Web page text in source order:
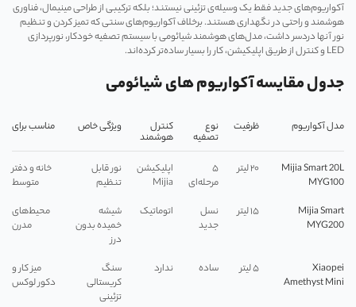
آکواریوم‌های جدید فقط یک وسیله‌ی تزئینی نیستند؛ بلکه ترکیبی از طراحی مینیمال، فناوری
هوشمند و راحتی در نگهداری هستند. برخلاف آکواریوم‌های سنتی که تمیز کردن و تنظیم
نور آنها دردسر داشت، مدل‌های هوشمند شیائومی با سیستم تصفیه خودکار، نورپردازی
LED و کنترل از طریق اپلیکیشن، کار را بسیار ساده‌تر کرده‌اند.
جدول مقایسه آکواریوم های شیائومی
مدل آکواریوم ظرفیت نوع
تصفیه
کنترل
هوشمند
ویژگی خاص مناسب برای
Mijia Smart 20L
MYG100
۲۰ لیتر
۵
مرحله‌ای
اپلیکیشن
Mijia
نور قابل
تنظیم
خانه و دفتر
متوسط
Mijia Smart
MYG200
۱۵ لیتر
نسل
جدید
اتوماتیک
شیشه
خمیده بدون
درز
محیط‌های
مدرن
Xiaopei
Amethyst Mini
۵ لیتر ساده ندارد
سنگ
کریستالی
تزئینی
میز کار و
دکور لوکس